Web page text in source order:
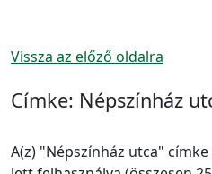
Vissza az előző oldalra
Címke: Népszínház
A(z) "Népszínház utca"